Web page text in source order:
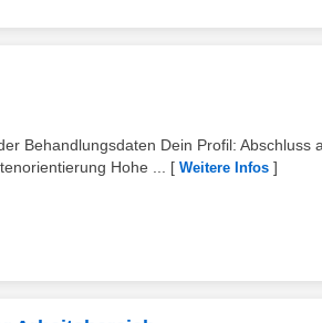
Behandlungsdaten Dein Profil: Abschluss
Hohe ...
[ Weitere Infos ]